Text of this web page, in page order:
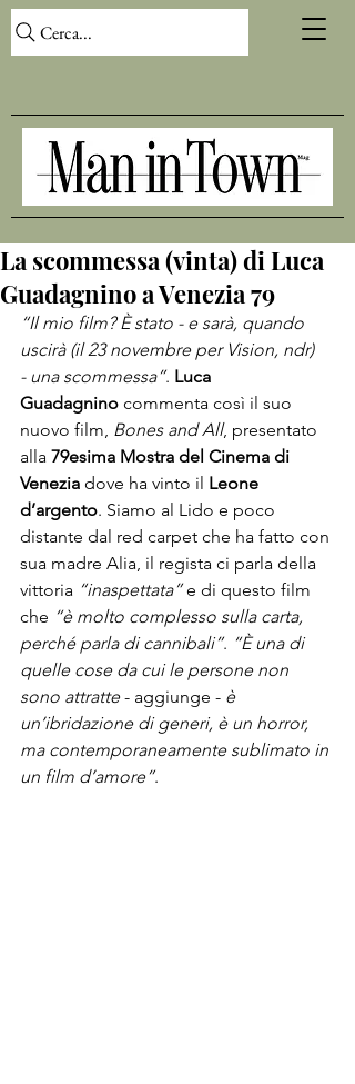
Cerca...
La scommessa (vinta) di Luca
Guadagnino a Venezia 79
“Il mio film? È stato - e sarà, quando
uscirà (il 23 novembre per Vision, ndr)
- una scommessa”. Luca
Guadagnino commenta così il suo
nuovo film, Bones and All, presentato
alla 79esima Mostra del Cinema di
Venezia dove ha vinto il Leone
d’argento. Siamo al Lido e poco
distante dal red carpet che ha fatto con
sua madre Alia, il regista ci parla della
vittoria “inaspettata” e di questo film
che “è molto complesso sulla carta,
perché parla di cannibali”. “È una di
quelle cose da cui le persone non
sono attratte - aggiunge - è
un’ibridazione di generi, è un horror,
ma contemporaneamente sublimato in
un film d’amore”.